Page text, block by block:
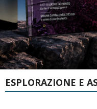
ESPLORAZIONE E